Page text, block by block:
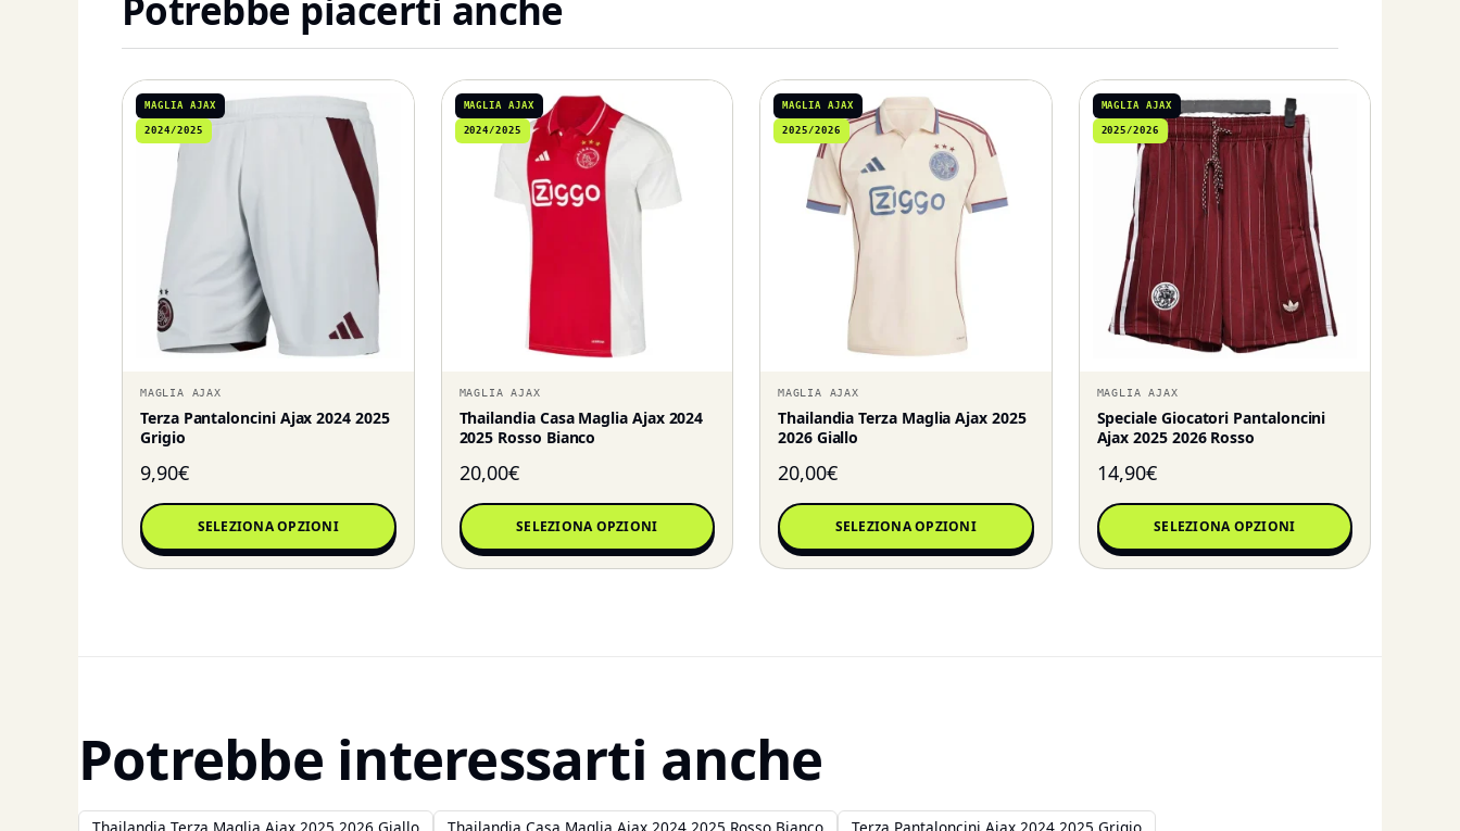
Potrebbe piacerti anche
MAGLIA AJAX
2024/2025
MAGLIA AJAX
Terza Pantaloncini Ajax 2024 2025
Grigio
9,90€
SELEZIONA OPZIONI
MAGLIA AJAX
2024/2025
MAGLIA AJAX
Thailandia Casa Maglia Ajax 2024
2025 Rosso Bianco
20,00€
SELEZIONA OPZIONI
MAGLIA AJAX
2025/2026
MAGLIA AJAX
Thailandia Terza Maglia Ajax 2025
2026 Giallo
20,00€
SELEZIONA OPZIONI
MAGLIA AJAX
2025/2026
MAGLIA AJAX
Speciale Giocatori Pantaloncini
Ajax 2025 2026 Rosso
14,90€
SELEZIONA OPZIONI
Potrebbe interessarti anche